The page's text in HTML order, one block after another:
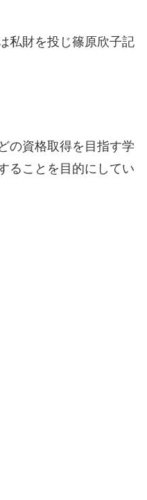
私財を投じ篠原欣子記
の資格取得を目指す学
ることを目的にしてい